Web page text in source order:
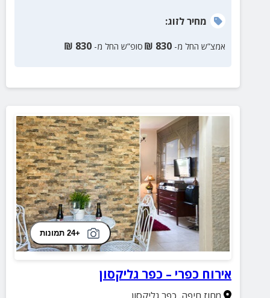
מחירלזוג:
אמצ”ש החל מ- 830
₪ סופ”ש החל מ- 830
₪
+24 תמונות
אירוח כפרי – כפר גליקסון